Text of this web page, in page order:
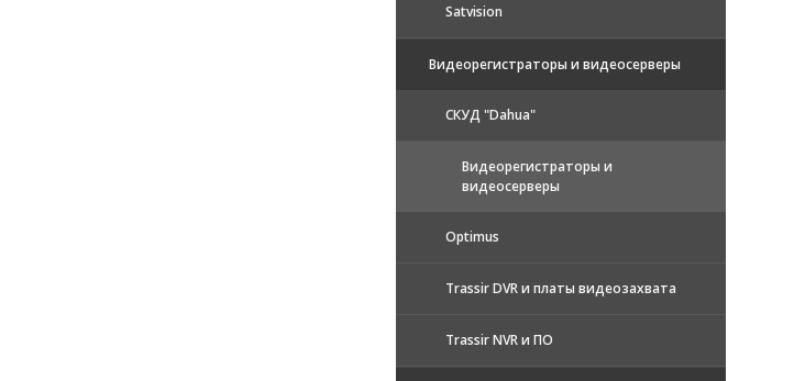
Satvision
Видеорегистраторы и видеосерверы
CКУД "Dahua"
Видеорегистраторы и
видеосерверы
Optimus
Trassir DVR и платы видеозахвата
Trassir NVR и ПО